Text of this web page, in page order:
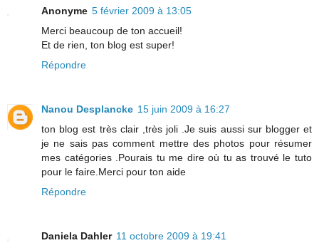
Anonyme 5 février 2009 à 13:05
Merci beaucoup de ton accueil!
Et de rien, ton blog est super!
Répondre
Nanou Desplancke 15 juin 2009 à 16:27
ton blog est très clair ,très joli .Je suis aussi sur blogger et
je ne sais pas comment mettre des photos pour résumer
mes catégories .Pourais tu me dire où tu as trouvé le tuto
pour le faire.Merci pour ton aide
Répondre
Daniela Dahler 11 octobre 2009 à 19:41